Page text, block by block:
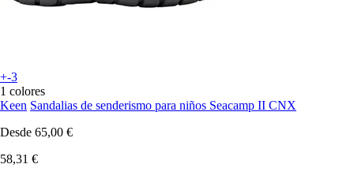
+-3
1 colores
Keen Sandalias de senderismo para niños Seacamp II CNX
Desde 65,00 €
58,31 €